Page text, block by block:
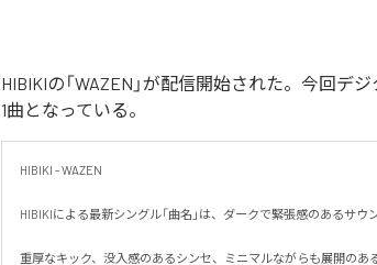
HIBIKIの「WAZEN」が配信開始された。今回デ
1曲となっている。
HIBIKI - WAZEN
HIBIKIによる最新シングル「曲名」は、ダークで緊張感のあるサ
重厚なキック、没入感のあるシンセ、ミニマルながらも展開の